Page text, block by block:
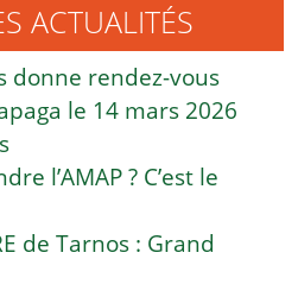
ACTUALITÉS
donne rendez-vous
le 14 mars 2026
l’AMAP ? C’est le
de Tarnos : Grand